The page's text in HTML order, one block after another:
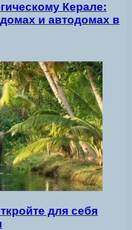
Керале:
и автодомах в
для себя